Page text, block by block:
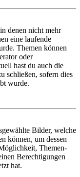
denen nicht mehr
eine laufende
Themen können
oder
hast du auch die
schließen, sofern dies
wurde.
Bilder, welche
können, um dessen
Themen-
Berechtigungen
hat.